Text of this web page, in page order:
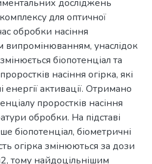
досліджень
для оптичної
обробки насіння
унаслідок
біопотенціал та
насіння огірка, які
активації. Отримано
проростків насіння
обробки. На підставі
біопотенціал, біометричні
огірка змінюються за дози
тому найдоцільнішим